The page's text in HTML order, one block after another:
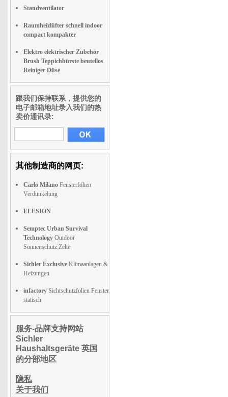
Standventilator
Raumheizlüfter schnell indoor
compact kompakter
Elektro elektrischer Zubehör
Brush Teppichbürste beutellos
Reiniger Düse
跟我们保持联系，提供您的
电子邮箱地址录入我们的热
卖价通讯录:
其他制造商的网页:
Carlo Milano Fensterfolien
Verdunkelung
ELESION
Semptec Urban Survival
Technology Outdoor
Sonnenschutz Zelte
Sichler Exclusive Klimaanlagen &
Heizungen
infactory Sichtschutzfolien Fenster
statisch
服务-品牌支持网站
Sichler
Haushaltsgeräte 英国
的分部地区
隐私
关于我们